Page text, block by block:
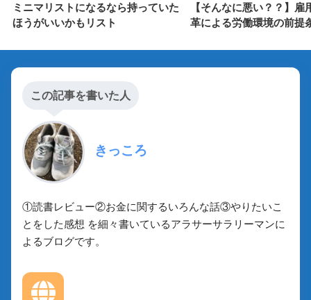
ミニマリストになるなら持っていた
ほうがいいかもリスト
【そんなに悪い？？】雇
革による労働環境の前提
この記事を書いた人
きっころ
①読書レビュー②お金に関するいろんな話③やりたいこ
とをした感想 を細々書いているアラサーサラリーマンに
よるブログです。